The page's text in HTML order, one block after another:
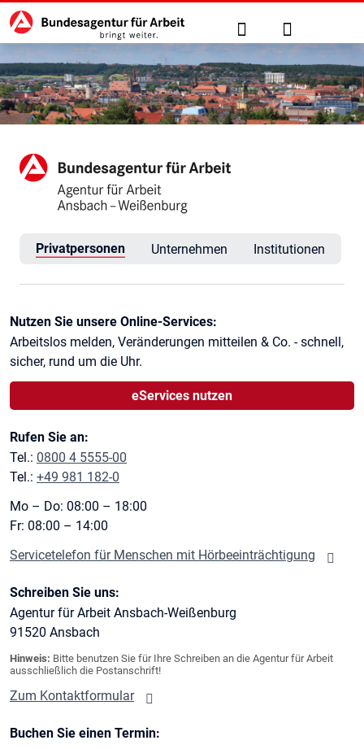
zu den Hauptinhalten springen
Hauptnavigation Suche Anmelden
Agentur für Arbeit
Privatpersonen Unternehmen Institutionen
Kontaktinformationen
Nutzen Sie unsere Online-Services:
Arbeitslos melden, Veränderungen mitteilen & Co. - schnell,
sicher, rund um die Uhr.
eServices nutzen
Rufen Sie an:
Tel.: 0800 4 5555-00
Tel.: +49 981 182-0
Mo – Do: 08:00 – 18:00
Fr: 08:00 – 14:00
Servicetelefon für Menschen mit Hörbeeinträchtigung
Schreiben Sie uns:
Agentur für Arbeit Ansbach-Weißenburg
91520 Ansbach
Hinweis: Bitte benutzen Sie für Ihre Schreiben an die Agentur für Arbeit
ausschließlich die Postanschrift!
Zum Kontaktformular
Buchen Sie einen Termin: